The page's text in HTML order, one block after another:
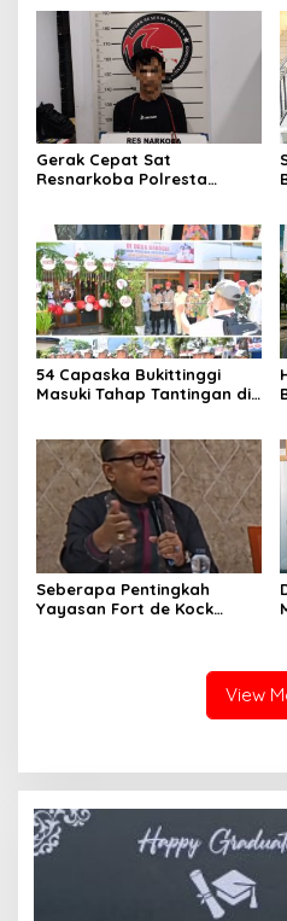
Gerak Cepat Sat
Resnarkoba Polresta
54 Capaska Bukittinggi
Masuki Tahap Tantingan di
Seberapa Pentingkah
Yayasan Fort de Kock
View